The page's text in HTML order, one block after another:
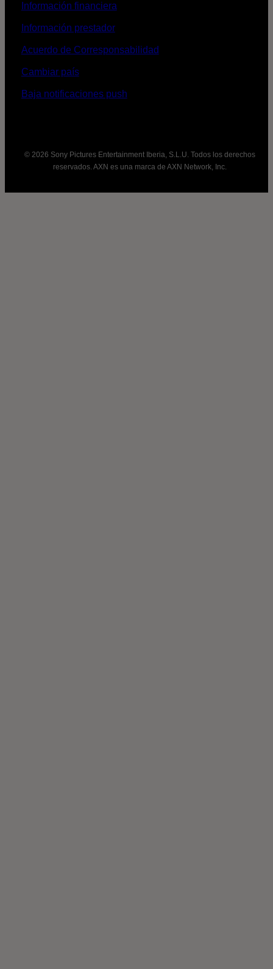
Información financiera
Información prestador
Acuerdo de Corresponsabilidad
Cambiar país
Baja notificaciones push
© 2026 Sony Pictures Entertainment Iberia, S.L.U. Todos los derechos
reservados. AXN es una marca de AXN Network, Inc.